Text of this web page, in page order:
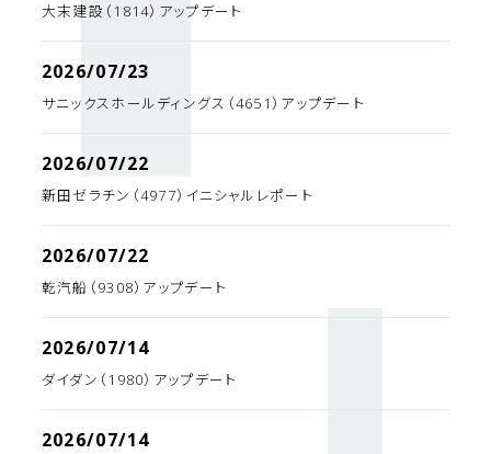
大末建設（1814）アップデート
2026/07/23
サニックスホールディングス（4651）アップデート
2026/07/22
新田ゼラチン（4977）イニシャルレポート
2026/07/22
乾汽船（9308）アップデート
2026/07/14
ダイダン（1980）アップデート
2026/07/14